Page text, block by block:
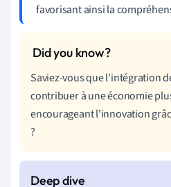
favorisant ainsi la
Saviez-vous que l'intégration
contribuer à une économie
encourageant l'innovation
?